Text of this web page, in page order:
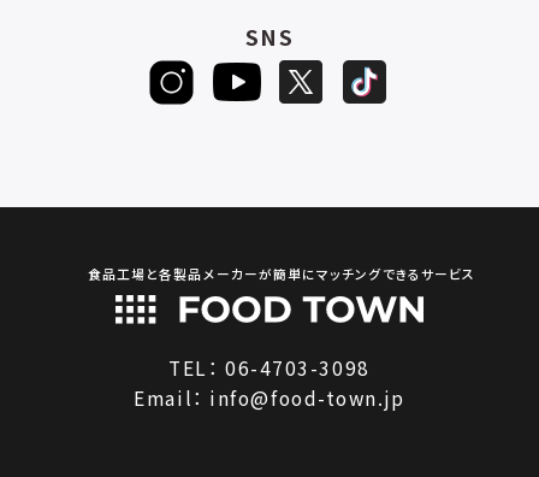
SNS
食品工場と各製品メーカーが簡単にマッチングできるサービス
TEL：06-4703-3098
Email： info@food-town.jp